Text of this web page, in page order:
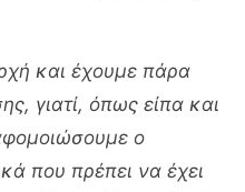
και έχουμε πάρα
γιατί, όπως είπα και
ο
που πρέπει να έχει